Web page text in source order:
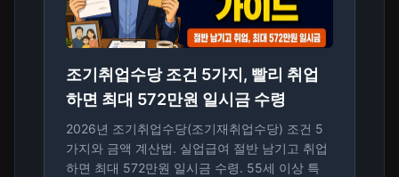
조기취업수당 조건 5가지, 빨리 취업
하면 최대 572만원 일시금 수령
2026년 조기취업수당(조기재취업수당) 조건 5
가지와 금액 계산법. 실업급여 절반 남기고 취업
하면 최대 572만원 일시금 수령. 55세 이상 특